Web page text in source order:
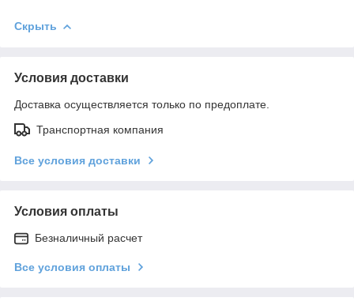
Скрыть
Условия доставки
Доставка осуществляется только по предоплате.
Транспортная компания
Все условия доставки
Условия оплаты
Безналичный расчет
Все условия оплаты